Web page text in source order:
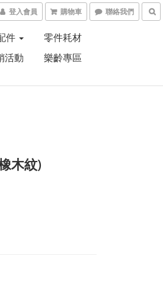
登入會員 購物車 聯絡我們
件
零件耗材
活動
樂齡專區
木紋)